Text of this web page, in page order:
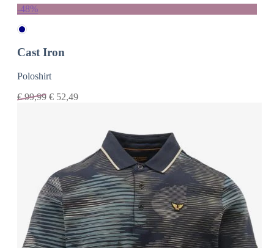
-48%
Cast Iron
Poloshirt
€99,99 € 52,49